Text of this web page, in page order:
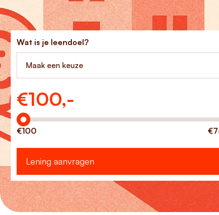
Wat is je leendoel?
Maak een keuze
€100,-
Hoeveel wilt u lenen?
€100
Lening aanvragen